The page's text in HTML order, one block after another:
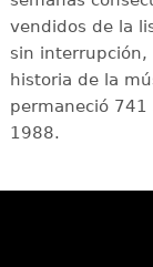
vendidos de la
sin interrupción,
historia de la
permaneció
1988.